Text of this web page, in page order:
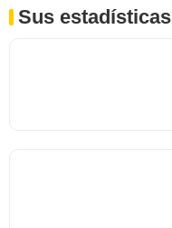
Sus estadísticas